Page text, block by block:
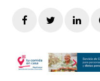
FacebookTwitter